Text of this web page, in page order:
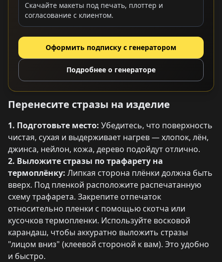
Скачайте макеты под печать, плоттер и
согласование с клиентом.
Оформить подписку с генератором
Подробнее о генераторе
Перенесите стразы на изделие
1. Подготовьте место: Убедитесь, что поверхность
чистая, сухая и выдерживает нагрев — хлопок, лён,
джинса, нейлон, кожа, дерево подойдут отлично.
2. Выложите стразы по трафарету на
термоплёнку: Липкая сторона плёнки должна быть
вверх. Под пленкой расположите распечатанную
схему трафарета. Закрепите отпечаток
относительно пленки с помощью скотча или
кусочков термопленки. Используйте восковой
карандаш, чтобы аккуратно выложить стразы
"лицом вниз" (клеевой стороной к вам). Это удобно
и быстро.